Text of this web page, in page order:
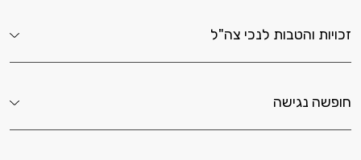
זכויות והטבות לנכי צה"ל
חופשה נגישה